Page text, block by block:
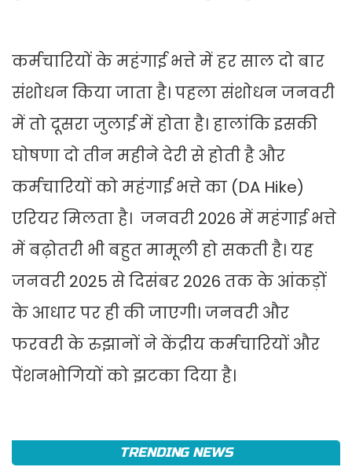
कर्मचारियों के महंगाई भत्ते में हर साल दो बार
संशोधन किया जाता है। पहला संशोधन जनवरी
में तो दूसरा जुलाई में होता है। हालांकि इसकी
घोषणा दो तीन महीने देरी से होती है और
कर्मचारियों को महंगाई भत्ते का (DA Hike)
एरियर मिलता है। जनवरी 2026 में महंगाई भत्ते
में बढ़ोतरी भी बहुत मामूली हो सकती है। यह
जनवरी 2025 से दिसंबर 2026 तक के आंकड़ों
के आधार पर ही की जाएगी। जनवरी और
फरवरी के रुझानों ने केंद्रीय कर्मचारियों और
पेंशनभोगियों को झटका दिया है।
TRENDING NEWS